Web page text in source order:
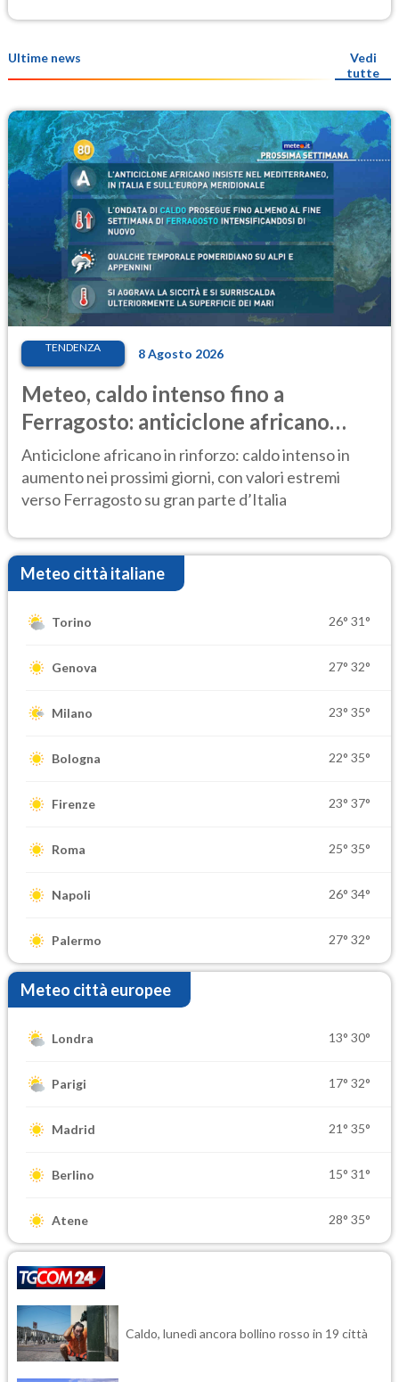
Ultime news
Vedi
tutte
TENDENZA 8 Agosto 2026
Meteo, caldo intenso fino a
Ferragosto: anticiclone africano
ancora protagonista
Anticiclone africano in rinforzo: caldo intenso in
aumento nei prossimi giorni, con valori estremi
verso Ferragosto su gran parte d’Italia
Meteo città italiane
Torino 26° 31°
Genova 27° 32°
Milano 23° 35°
Bologna 22° 35°
Firenze 23° 37°
Roma 25° 35°
Napoli 26° 34°
Palermo 27° 32°
Meteo città europee
Londra 13° 30°
Parigi 17° 32°
Madrid 21° 35°
Berlino 15° 31°
Atene 28° 35°
Caldo, lunedì ancora bollino rosso in 19 città